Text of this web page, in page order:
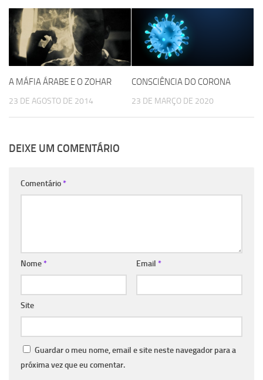
A MÁFIA ÁRABE E O ZOHAR
23 DE AGOSTO DE 2014
CONSCIÊNCIA DO CORONA
23 DE MARÇO DE 2020
DEIXE UM COMENTÁRIO
Comentário*
Nome* Email *
Site
Guardar o meu nome, email e site neste navegador para a
próxima vez que eu comentar.